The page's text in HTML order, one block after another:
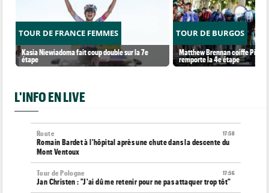
TOUR DE FRANCE FEMMES
Kasia Niewiadoma fait coup double sur la 7e
étape
TOUR DE BURGOS
Matthew Brennan coiffe Pithie
remporte la 4e étape
L'INFO EN LIVE
17:58
Route
Romain Bardet à l'hôpital après une chute dans la descente du
Mont Ventoux
17:56
Tour de Pologne
Jan Christen : "J'ai dû me retenir pour ne pas attaquer trop tôt"